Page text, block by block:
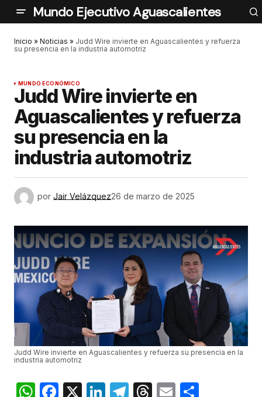
Mundo Ejecutivo Aguascalientes
Inicio » Noticias » Judd Wire invierte en Aguascalientes y refuerza
su presencia en la industria automotriz
MUNDO ECONÓMICO
Judd Wire invierte en
Aguascalientes y refuerza
su presencia en la
industria automotriz
por Jair Velázquez26 de marzo de 2025
Judd Wire invierte en Aguascalientes y refuerza su presencia en la
industria automotriz
WhatsApp
Facebook
X LinkedIn
Telegram
Threads
Email